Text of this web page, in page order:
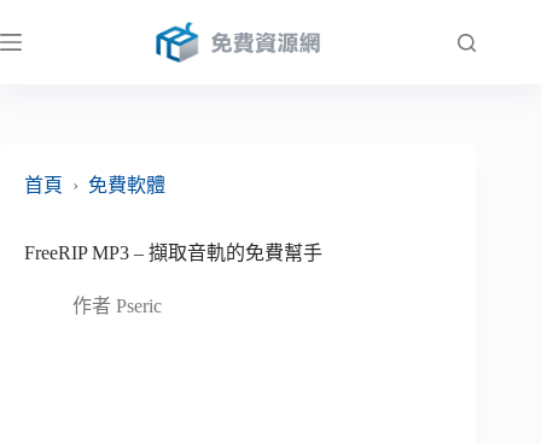
至
首頁
› 免費軟體
FreeRIP MP3 – 擷取音軌的免費幫手
作者 Pseric